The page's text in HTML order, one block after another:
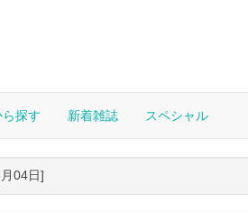
探す 新着雑誌 スペシャル
04日]